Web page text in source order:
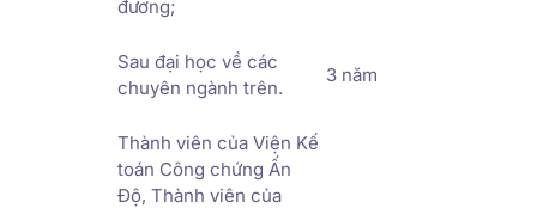
đương;
Sau đại học về các
chuyên ngành trên.
3 năm
Thành viên của Viện Kế
toán Công chứng Ấn
Độ, Thành viên của